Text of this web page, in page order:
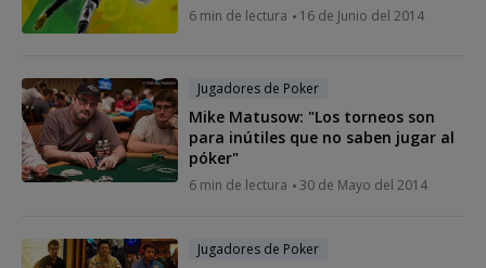
6 min de lectura 16 de Junio del 2014
Jugadores de Poker
Mike Matusow: "Los torneos son
para inútiles que no saben jugar al
póker"
6 min de lectura 30 de Mayo del 2014
Jugadores de Poker